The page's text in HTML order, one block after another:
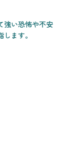
強い恐怖や不安
ます。